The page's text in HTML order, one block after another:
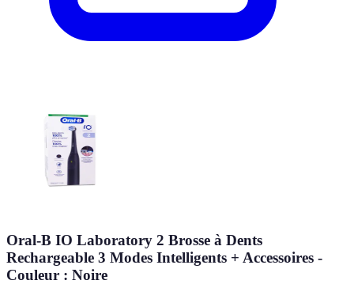
Oral-B IO Laboratory 2 Brosse à Dents
Rechargeable 3 Modes Intelligents + Accessoires -
Couleur : Noire